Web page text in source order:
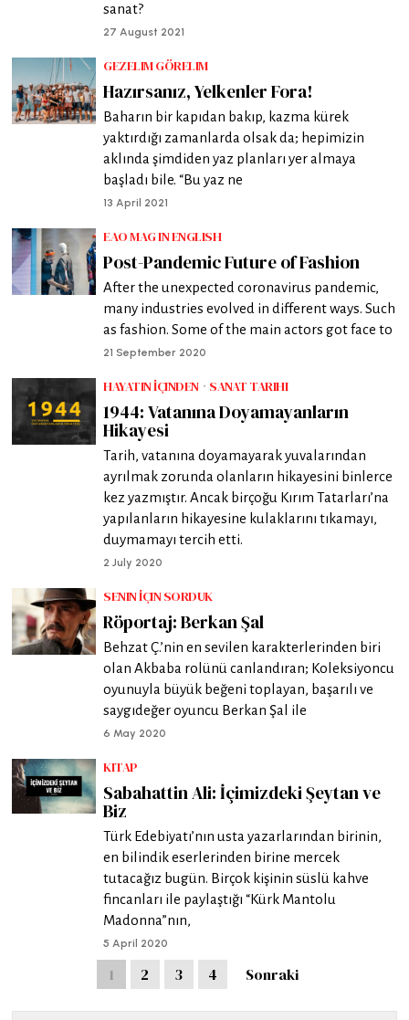
sanat?
27 August 2021
GEZELIM GÖRELIM
Hazırsanız, Yelkenler Fora!
Baharın bir kapıdan bakıp, kazma kürek
yaktırdığı zamanlarda olsak da; hepimizin
aklında şimdiden yaz planları yer almaya
başladı bile. “Bu yaz ne
13 April 2021
EAO MAG IN ENGLISH
Post-Pandemic Future of Fashion
After the unexpected coronavirus pandemic,
many industries evolved in different ways. Such
as fashion. Some of the main actors got face to
21 September 2020
HAYATIN İÇINDEN · SANAT TARIHI
1944: Vatanına Doyamayanların
Hikayesi
Tarih, vatanına doyamayarak yuvalarından
ayrılmak zorunda olanların hikayesini binlerce
kez yazmıştır. Ancak birçoğu Kırım Tatarları’na
yapılanların hikayesine kulaklarını tıkamayı,
duymamayı tercih etti.
2 July 2020
SENIN İÇIN SORDUK
Röportaj: Berkan Şal
Behzat Ç.’nin en sevilen karakterlerinden biri
olan Akbaba rolünü canlandıran; Koleksiyoncu
oyunuyla büyük beğeni toplayan, başarılı ve
saygıdeğer oyuncu Berkan Şal ile
6 May 2020
KITAP
Sabahattin Ali: İçimizdeki Şeytan ve
Biz
Türk Edebiyatı’nın usta yazarlarından birinin,
en bilindik eserlerinden birine mercek
tutacağız bugün. Birçok kişinin süslü kahve
fincanları ile paylaştığı “Kürk Mantolu
Madonna”nın,
5 April 2020
1 2 3 4 Sonraki